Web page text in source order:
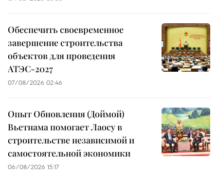
Обеспечить своевременное
завершение строительства
объектов для проведения
АТЭС-2027
07/08/2026 02:46
Опыт Обновления (Доймой)
Вьетнама помогает Лаосу в
строительстве независимой и
самостоятельной экономики
06/08/2026 15:17